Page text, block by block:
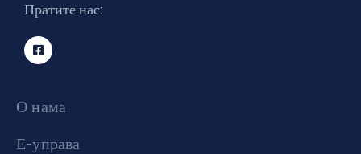
Пратите нас:
О нама
Е-управа